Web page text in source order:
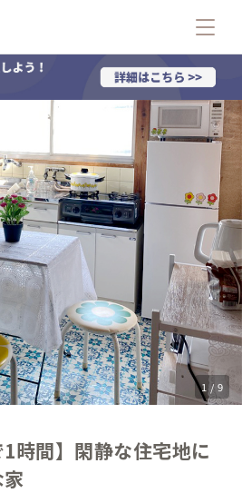
1 / 9
1時間】閑静な住宅地に